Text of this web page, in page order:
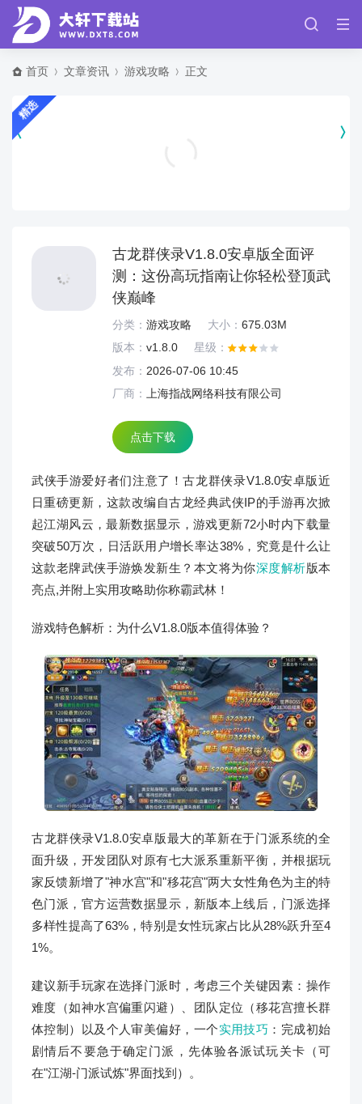
首页 文章资讯 游戏攻略 正文
精选
古龙群侠录V1.8.0安卓版全面评
测：这份高玩指南让你轻松登顶武
侠巅峰
分类： 游戏攻略 大小： 675.03M
版本： v1.8.0
星级：
发布： 2026-07-06 10:45
厂商：
上海指战网络科技有限公司
点击下载
武侠手游爱好者们注意了！古龙群侠录V1.8.0安卓版近
日重磅更新，这款改编自古龙经典武侠IP的手游再次掀
起江湖风云，最新数据显示，游戏更新72小时内下载量
突破50万次，日活跃用户增长率达38%，究竟是什么让
这款老牌武侠手游焕发新生？本文将为你深度解析版本
亮点,并附上实用攻略助你称霸武林！
游戏特色解析：为什么V1.8.0版本值得体验？
古龙群侠录V1.8.0安卓版最大的革新在于门派系统的全
面升级，开发团队对原有七大派系重新平衡，并根据玩
家反馈新增了"神水宫"和"移花宫"两大女性角色为主的特
色门派，官方运营数据显示，新版本上线后，门派选择
多样性提高了63%，特别是女性玩家占比从28%跃升至4
1%。
建议新手玩家在选择门派时，考虑三个关键因素：操作
难度（如神水宫偏重闪避）、团队定位（移花宫擅长群
体控制）以及个人审美偏好，一个实用技巧 ：完成初始
剧情后不要急于确定门派，先体验各派试玩关卡（可
在"江湖-门派试炼"界面找到）。